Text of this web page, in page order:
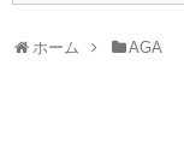
ホーム AGA